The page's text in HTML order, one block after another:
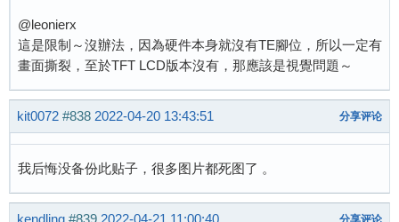
@leonierx
這是限制～沒辦法，因為硬件本身就沒有TE腳位，所以一定有
畫面撕裂，至於TFT LCD版本沒有，那應該是視覺問題～
kit0072 #838 2022-04-20 13:43:51 分享评论
我后悔没备份此贴子，很多图片都死图了 。
分享评论